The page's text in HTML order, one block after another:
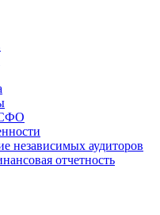
независимых аудиторов
отчетность